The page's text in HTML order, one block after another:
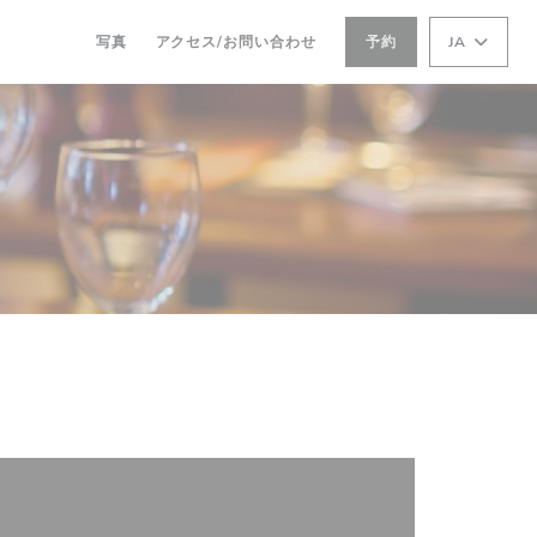
写真 アクセス/お問い合わせ 予約 JA